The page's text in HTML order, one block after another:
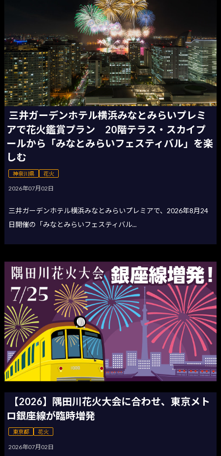
三井ガーデンホテル横浜みなとみらいプレミ
アで花火鑑賞プラン 20階テラス・スカイプ
ールから「みなとみらいフェスティバル」を楽
しむ
神奈川県 花火
2026年07月02日
三井ガーデンホテル横浜みなとみらいプレミアで、2026年8月24
日開催の「みなとみらいフェスティバル...
【2026】隅田川花火大会に合わせ、東京メト
ロ銀座線が臨時増発
東京都 花火
2026年07月02日